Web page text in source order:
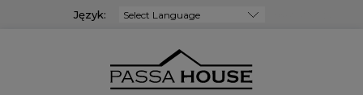
Język: